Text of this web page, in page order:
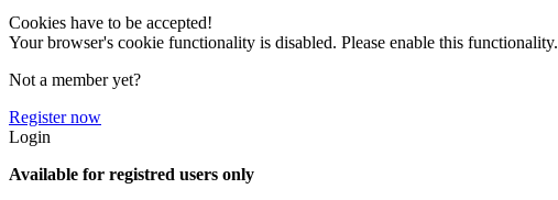
Cookies have to be accepted!
Your browser's cookie functionality is disabled. Please enable this functionality.
Not a member yet?
Register now
Login
Available for registred users only